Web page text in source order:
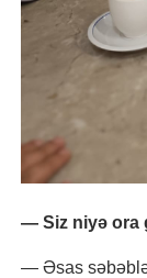
— Siz niyə ora
— Əsas